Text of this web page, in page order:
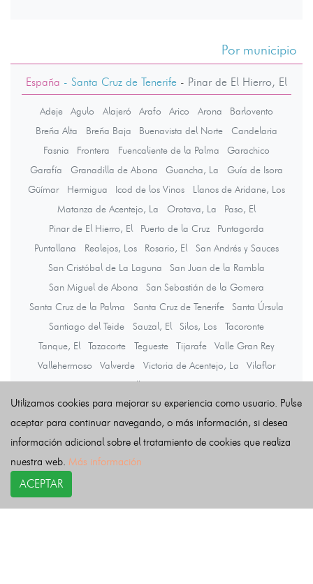
Por municipio
España - Santa Cruz de Tenerife - Pinar de El Hierro, El
Adeje Agulo Alajeró Arafo Arico Arona
Barlovento
Breña Alta
Breña Baja Buenavista del Norte
Candelaria
Fasnia
Frontera Fuencaliente de la Palma
Garachico
Garafía
Granadilla de Abona Guancha, La
Guía de Isora
Güímar
Hermigua Icod de los Vinos
Llanos de Aridane, Los
Matanza de Acentejo, La
Orotava, La
Paso, El
Pinar de El Hierro, El
Puerto de la Cruz
Puntagorda
Puntallana
Realejos, Los Rosario, El
San Andrés y Sauces
San Cristóbal de La Laguna
San Juan de la Rambla
San Miguel de Abona
San Sebastián de la Gomera
Santa Cruz de la Palma
Santa Cruz de Tenerife
Santa Úrsula
Santiago del Teide
Sauzal, El Silos, Los
Tacoronte
Tanque, El
Tazacorte Tegueste Tijarafe
Valle Gran Rey
Vallehermoso
Valverde Victoria de Acentejo, La
Vilaflor
Villa de Mazo
Últimas noticias
Utilizamos cookies para mejorar su experiencia como usuario. Pulse
aceptar para continuar navegando, o más información, si desea
información adicional sobre el tratamiento de cookies que realiza
nuestra web. Más información
ACEPTAR